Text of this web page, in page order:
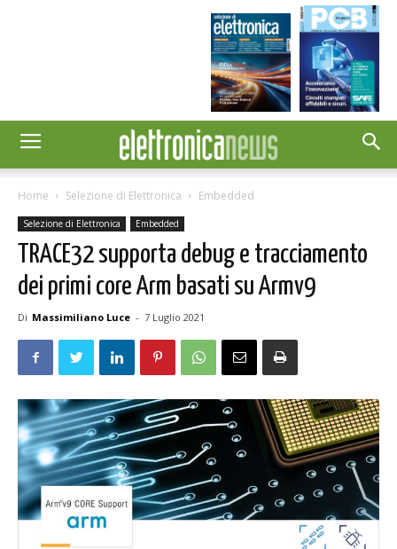
Home Selezione di Elettronica Embedded
Selezione di Elettronica Embedded
TRACE32 supporta debug e tracciamento
dei primi core Arm basati su Armv9
Di Massimiliano Luce - 7 Luglio 2021